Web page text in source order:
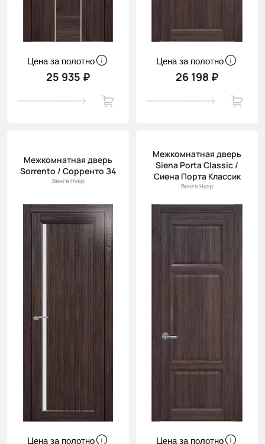
Цена за полотно
25 935 ₽
Цена за полотно
26 198 ₽
Межкомнатная дверь
Sorrento / Сорренто З4
Венге Нуар
Цена за полотно
Межкомнатная дверь
Siena Porta Classic /
Сиена Порта Классик
Венге Нуар
Цена за полотно